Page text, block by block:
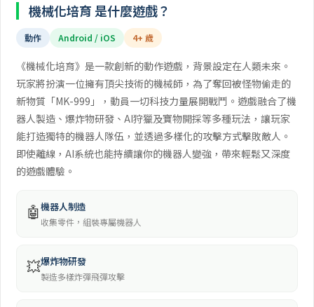
機械化培育 是什麼遊戲？
動作 Android / iOS 4+ 歲
《機械化培育》是一款創新的動作遊戲，背景設定在人類未來。
玩家將扮演一位擁有頂尖技術的機械師，為了奪回被怪物偷走的
新物質「MK-999」，動員一切科技力量展開戰鬥。遊戲融合了機
器人製造、爆炸物研發、AI狩獵及寶物開採等多種玩法，讓玩家
能打造獨特的機器人隊伍，並透過多樣化的攻擊方式擊敗敵人。
即使離線，AI系統也能持續讓你的機器人變強，帶來輕鬆又深度
的遊戲體驗。
🤖機器人制造
收集零件，組裝專屬機器人
💥爆炸物研發
製造多樣炸彈飛彈攻擊